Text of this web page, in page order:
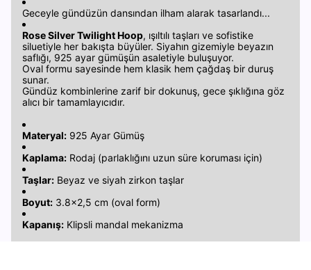
Geceyle gündüzün dansından ilham alarak tasarlandı...
Rose Silver Twilight Hoop, ışıltılı taşları ve sofistike
siluetiyle her bakışta büyüler. Siyahın gizemiyle beyazın
saflığı, 925 ayar gümüşün asaletiyle buluşuyor.
Oval formu sayesinde hem klasik hem çağdaş bir duruş
sunar.
Gündüz kombinlerine zarif bir dokunuş, gece şıklığına göz
alıcı bir tamamlayıcıdır.
Materyal: 925 Ayar Gümüş
Kaplama: Rodaj (parlaklığını uzun süre koruması için)
Taşlar: Beyaz ve siyah zirkon taşlar
Boyut: 3.8x2,5 cm (oval form)
Kapanış: Klipsli mandal mekanizma